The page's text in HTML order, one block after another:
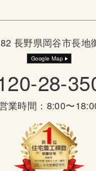
長野県岡谷市長地
Google Map
28-
業時間：8:00〜